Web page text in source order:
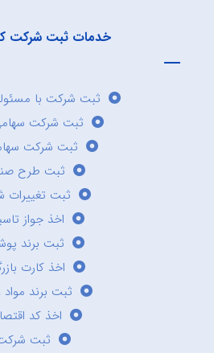
خدمات ثبت شرکت
ثبت شرکت با
ثبت شرکت
ثبت شرکت
ثبت طرح
ثبت تغییرات
اخذ جواز
ثبت برند
اخذ کارت
ثبت برند مواد
اخذ کد
ثبت